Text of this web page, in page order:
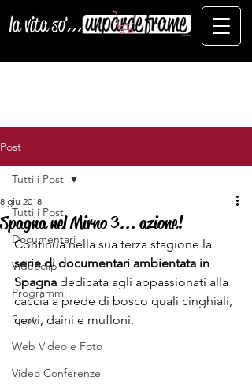
Post
Tutti i Post
Documentari
Videoclip
Programmi
Spot
Web Video e Foto
Video Conferenze
Tutti i Post
Spagna nel Mirno 3... azione!
8 giu 2018
Continua nella sua terza stagione la
serie di documentari ambientata in
Spagna dedicata agli appassionati alla
caccia a prede di bosco quali cinghiali,
cervi, daini e mufloni.